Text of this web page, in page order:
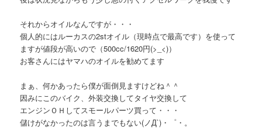
それからオイルなんですが・・・
個人的にはルーカスの2stオイル（現時点で最高です）を使って
ますが値段が高いので（500cc/1620円(>_<)）
お客さんにはヤマハのオイルを勧めてます
まぁ、何かあったら僕が面倒見ますけどね＾＾
因みにこのバイク、外装交換してタイヤ交換して
エンジンＯＨしてスモールパーツ買って・・・
儲けがなかったのは言うまでもない(ノД`)・゜・。